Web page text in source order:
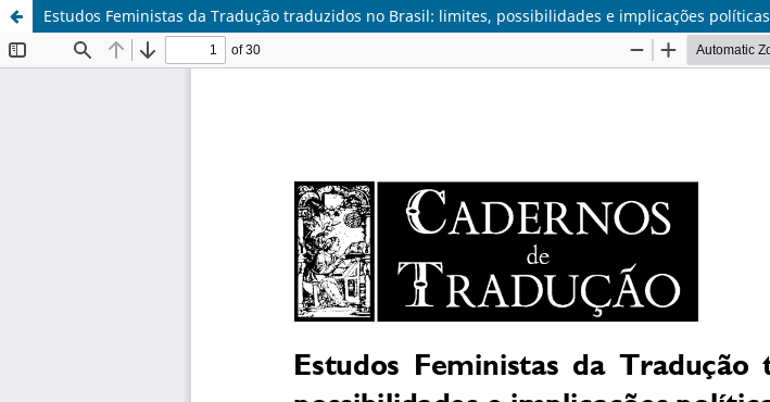
Estudos Feministas da Tradução traduzidos no Brasil: limites, possibilidades e implicações políticas